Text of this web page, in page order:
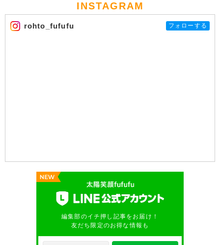
INSTAGRAM
rohto_fufufu フォローする
編集部のイチ押し記事をお届け！
友だち限定のお得な情報も